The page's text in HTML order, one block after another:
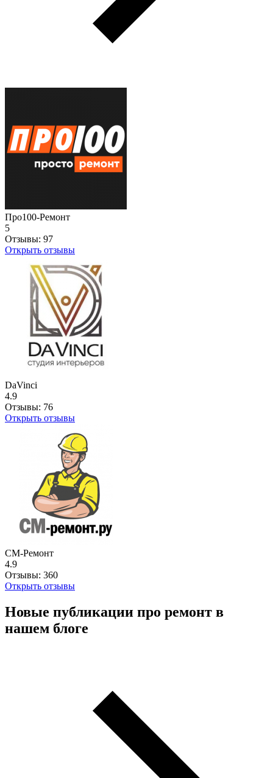
Про100-Ремонт
5
Отзывы: 97
Открыть отзывы
DaVinci
4.9
Отзывы: 76
Открыть отзывы
СМ-Ремонт
4.9
Отзывы: 360
Открыть отзывы
Новые публикации про ремонт в
нашем блоге